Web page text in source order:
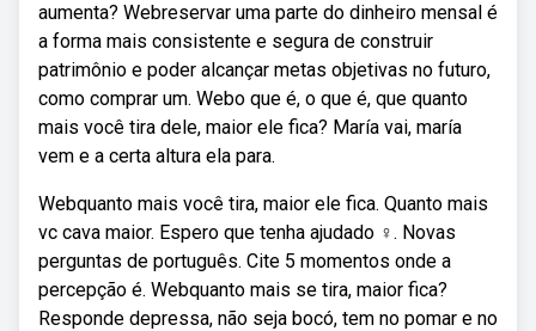
aumenta? Webreservar uma parte do dinheiro mensal é
a forma mais consistente e segura de construir
patrimônio e poder alcançar metas objetivas no futuro,
como comprar um. Webo que é, o que é, que quanto
mais você tira dele, maior ele fica? María vai, maría
vem e a certa altura ela para.
Webquanto mais você tira, maior ele fica. Quanto mais
vc cava maior. Espero que tenha ajudado ‍♀️. Novas
perguntas de português. Cite 5 momentos onde a
percepção é. Webquanto mais se tira, maior fica?
Responde depressa, não seja bocó, tem no pomar e no